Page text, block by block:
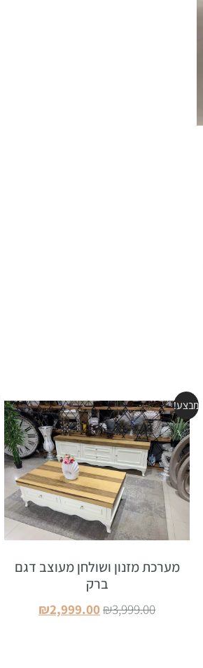
מבצע!
מערכת מזנון ושולחן מעוצב דגם
ברק
₪3,999.00
₪2,999.00